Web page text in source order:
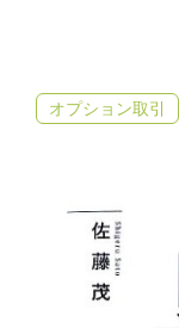
オプション取引